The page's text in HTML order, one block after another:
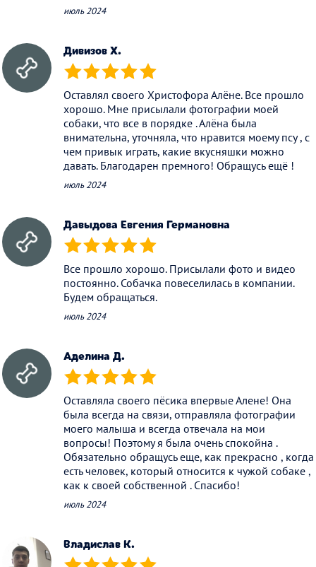
июль 2024
Дивизов Х.
(*) (*) (*) (*) (*)
Оставлял своего Христофора Алёне. Все прошло
хорошо. Мне присылали фотографии моей
собаки, что все в порядке . Алёна была
внимательна, уточняла, что нравится моему псу , с
чем привык играть, какие вкусняшки можно
давать. Благодарен премного! Обращусь ещё !
июль 2024
Давыдова Евгения Германовна
(*) (*) (*) (*) (*)
Все прошло хорошо. Присылали фото и видео
постоянно. Собачка повеселилась в компании.
Будем обращаться.
июль 2024
Аделина Д.
(*) (*) (*) (*) (*)
Оставляла своего пёсика впервые Алене! Она
была всегда на связи, отправляла фотографии
моего малыша и всегда отвечала на мои
вопросы! Поэтому я была очень спокойна .
Обязательно обращусь еще, как прекрасно , когда
есть человек, который относится к чужой собаке ,
как к своей собственной . Спасибо!
июль 2024
Владислав К.